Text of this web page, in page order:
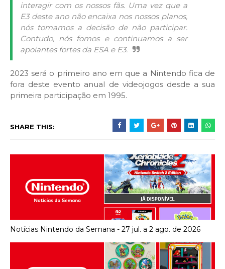
interagir com os nossos fãs. Uma vez que a
E3 deste ano não encaixa nos nossos planos,
nós tomamos a decisão de não participar.
Contudo, nós fomos e continuamos a ser
apoiantes fortes da ESA e E3.
2023 será o primeiro ano em que a Nintendo fica de
fora deste evento anual de videojogos desde a sua
primeira participação em 1995.
SHARE THIS:
Notícias Nintendo da Semana - 27 jul. a 2 ago. de 2026